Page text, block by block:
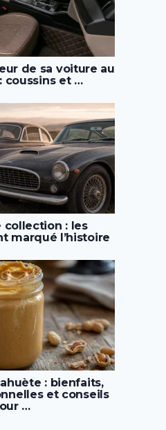
de sa voiture au
coussins et …
collection : les
marqué l’histoire
: bienfaits,
et conseils
…